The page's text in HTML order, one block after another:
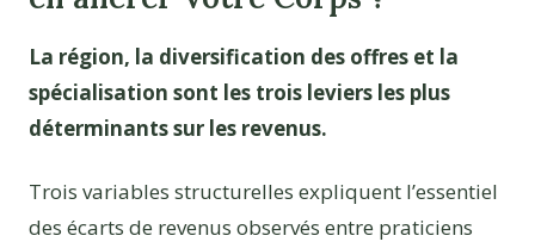
La région, la diversification des offres et la
spécialisation sont les trois leviers les plus
déterminants sur les revenus.
Trois variables structurelles expliquent l’essentiel
des écarts de revenus observés entre praticiens